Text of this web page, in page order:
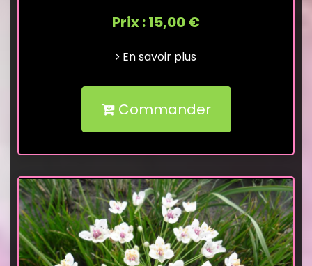
Prix : 15,00 €
En savoir plus
Commander